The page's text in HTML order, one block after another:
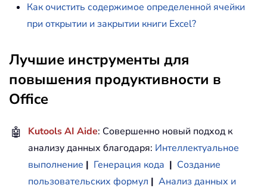
Как очистить содержимое определенной ячейки
при открытии и закрытии книги Excel?
Лучшие инструменты для
повышения продуктивности в
Office
🤖 Kutools AI Aide: Совершенно новый подход к
анализу данных благодаря: Интеллектуальное
выполнение | Генерация кода | Создание
пользовательских формул | Анализ данных и